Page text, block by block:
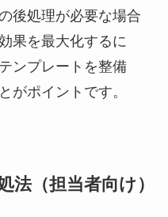
後処理が必要な場合
果を最大化するに
ンプレートを整備
がポイントです。
法（担当者向け）